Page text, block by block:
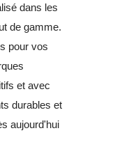
dans les
de gamme.
pour vos
et avec
durables et
aujourd'hui